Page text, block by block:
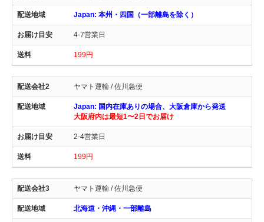
Japan: 本州・四国（一部離島を除く）
4-7営業日
199円
ヤマト運輸 / 佐川急便
Japan: 国内在庫ありの場合、大阪倉庫から発送
大阪府内は最短1〜2日でお届け
2-4営業日
199円
ヤマト運輸 / 佐川急便
北海道・沖縄・一部離島